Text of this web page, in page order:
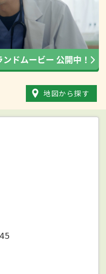
地図から探す